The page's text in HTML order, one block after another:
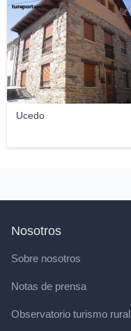
Ucedo
tureportajenupcial
Nosotros
Sobre nosotros
Notas de prensa
Observatorio turismo rural